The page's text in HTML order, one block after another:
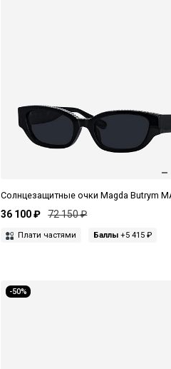
Солнцезащитные очки Magda Butrym
36 100 ₽ 72 150 ₽
Плати частями Баллы +5 415 ₽
-50%